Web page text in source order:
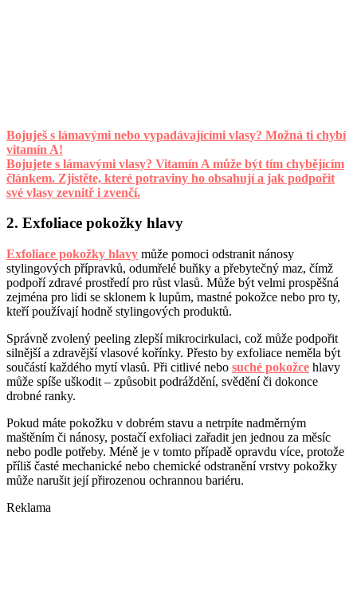
Bojuješ s lámavými nebo vypadávajícími vlasy? Možná ti chybí
vitamín A!
Bojujete s lámavými vlasy? Vitamín A může být tím chybějícím
článkem. Zjistěte, které potraviny ho obsahují a jak podpořit
své vlasy zevnitř i zvenčí.
2. Exfoliace pokožky hlavy
Exfoliace pokožky hlavy může pomoci odstranit nánosy
stylingových přípravků, odumřelé buňky a přebytečný maz, čímž
podpoří zdravé prostředí pro růst vlasů. Může být velmi prospěšná
zejména pro lidi se sklonem k lupům, mastné pokožce nebo pro ty,
kteří používají hodně stylingových produktů.
Správně zvolený peeling zlepší mikrocirkulaci, což může podpořit
silnější a zdravější vlasové kořínky. Přesto by exfoliace neměla být
součástí každého mytí vlasů. Při citlivé nebo suché pokožce hlavy
může spíše uškodit – způsobit podráždění, svědění či dokonce
drobné ranky.
Pokud máte pokožku v dobrém stavu a netrpíte nadměrným
maštěním či nánosy, postačí exfoliaci zařadit jen jednou za měsíc
nebo podle potřeby. Méně je v tomto případě opravdu více, protože
příliš časté mechanické nebo chemické odstranění vrstvy pokožky
může narušit její přirozenou ochrannou bariéru.
Reklama